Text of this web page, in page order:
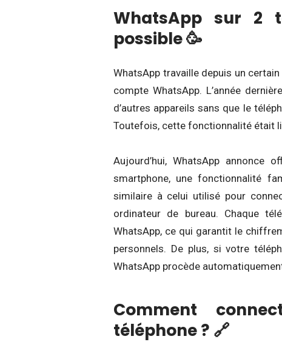
WhatsApp sur 2
possible 🥳
WhatsApp travaille depuis un
compte WhatsApp. L’année
d’autres appareils sans que le
Toutefois, cette fonctionnalité était
Aujourd’hui, WhatsApp
smartphone, une fonctionnalité
similaire à celui utilisé pour
ordinateur de bureau. Chaque
WhatsApp, ce qui garantit le
personnels. De plus, si votre
WhatsApp procède
Comment
téléphone ? 🔗